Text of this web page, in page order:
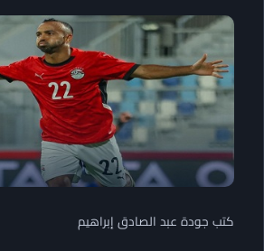
كتب جودة عبد الصادق إبراهيم